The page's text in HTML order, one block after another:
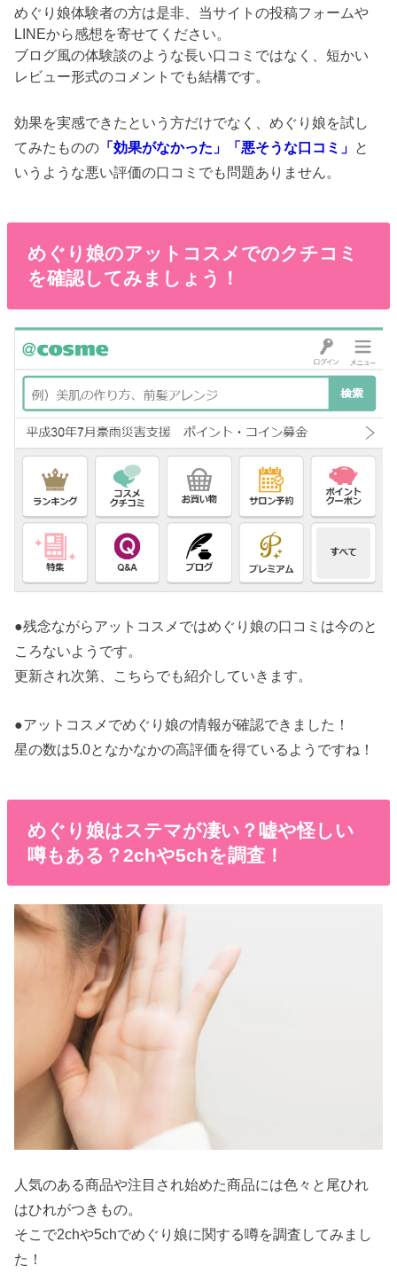
めぐり娘体験者の方は是非、当サイトの投稿フォームや
LINEから感想を寄せてください。
ブログ風の体験談のような長い口コミではなく、短かい
レビュー形式のコメントでも結構です。
効果を実感できたという方だけでなく、めぐり娘を試し
てみたものの 「効果がなかった」「悪そうな口コミ」 と
いうような悪い評価の口コミでも問題ありません。
めぐり娘のアットコスメでのクチコミ
を確認してみましょう！
●残念ながらアットコスメではめぐり娘の口コミは今のと
ころないようです。
更新され次第、こちらでも紹介していきます。
●アットコスメでめぐり娘の情報が確認できました！
星の数は5.0となかなかの高評価を得ているようですね！
めぐり娘はステマが凄い？嘘や怪しい
噂もある？2chや5chを調査！
人気のある商品や注目され始めた商品には色々と尾ひれ
はひれがつきもの。
そこで2chや5chでめぐり娘に関する噂を調査してみまし
た！